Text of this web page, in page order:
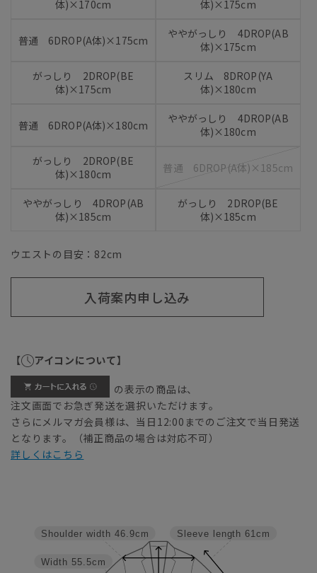
体)×170cm
体)×175cm
普通 6DROP(A体)×175cm
ややがっしり 4DROP(AB
体)×175cm
がっしり 2DROP(BE
体)×175cm
スリム 8DROP(YA
体)×180cm
普通 6DROP(A体)×180cm
ややがっしり 4DROP(AB
体)×180cm
がっしり 2DROP(BE
体)×180cm
普通 6DROP(A体)×185cm
ややがっしり 4DROP(AB
体)×185cm
がっしり 2DROP(BE
体)×185cm
ウエストの目安： 82cm
入荷案内申し込み
【 アイコンについて】
の表示の商品は、
注文画面でお急ぎ発送を選択いただけます。
さらにメルマガ会員様は、当日12:00までのご注文で当日発送
となります。（補正商品の場合は対応不可）
詳しくはこちら
Sleeve length 61cm
Width 55.5cm
Shoulder width 46.9cm